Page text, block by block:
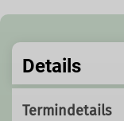
Details
Termindetails